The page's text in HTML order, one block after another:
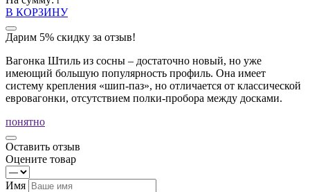
В КОРЗИНУ
Дарим 5% скидку за отзыв!
Вагонка Штиль из сосны – достаточно новый, но уже
имеющий большую популярность профиль. Она имеет
систему крепления «шип-паз», но отличается от классической
евровагонки, отсутствием полки-пробора между досками.
понятно
Оставить отзыв
Оцените товар
Имя